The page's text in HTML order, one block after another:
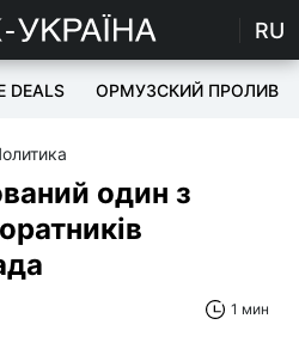
RU
DEALS ОРМУЗСКИЙ ПРОЛИВ
один з
1 мин